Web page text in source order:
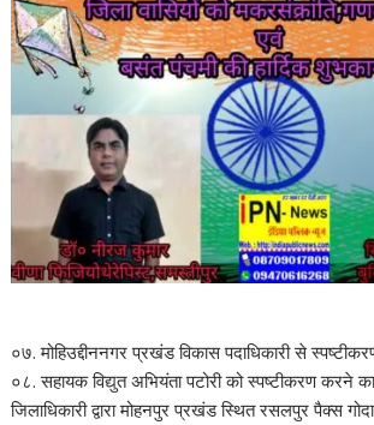
०७. मोहिउद्दीननगर प्रखंड विकास पदाधिकारी से
०८. सहायक विद्युत अभियंता पटोरी को स्पष्टीकरण करने
जिलाधिकारी द्वारा मोहनपुर प्रखंड स्थित रसलपुर पैक्स